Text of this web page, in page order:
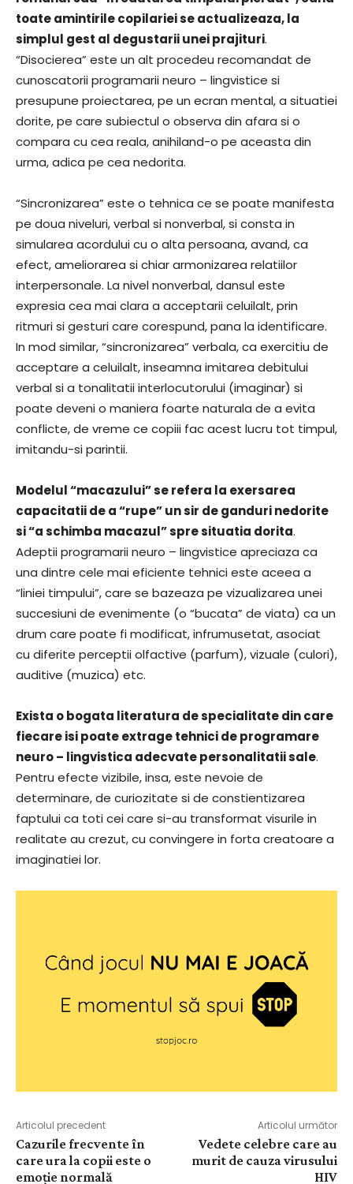
toate amintirile copilariei se actualizeaza, la
simplul gest al degustarii unei prajituri.
“Disocierea” este un alt procedeu recomandat de
cunoscatorii programarii neuro – lingvistice si
presupune proiectarea, pe un ecran mental, a situatiei
dorite, pe care subiectul o observa din afara si o
compara cu cea reala, anihiland-o pe aceasta din
urma, adica pe cea nedorita.
“Sincronizarea” este o tehnica ce se poate manifesta
pe doua niveluri, verbal si nonverbal, si consta in
simularea acordului cu o alta persoana, avand, ca
efect, ameliorarea si chiar armonizarea relatiilor
interpersonale. La nivel nonverbal, dansul este
expresia cea mai clara a acceptarii celuilalt, prin
ritmuri si gesturi care corespund, pana la identificare.
In mod similar, “sincronizarea” verbala, ca exercitiu de
acceptare a celuilalt, inseamna imitarea debitului
verbal si a tonalitatii interlocutorului (imaginar) si
poate deveni o maniera foarte naturala de a evita
conflicte, de vreme ce copiii fac acest lucru tot timpul,
imitandu-si parintii.
Modelul “macazului” se refera la exersarea
capacitatii de a “rupe” un sir de ganduri nedorite
si “a schimba macazul” spre situatia dorita.
Adeptii programarii neuro – lingvistice apreciaza ca
una dintre cele mai eficiente tehnici este aceea a
“liniei timpului”, care se bazeaza pe vizualizarea unei
succesiuni de evenimente (o “bucata” de viata) ca un
drum care poate fi modificat, infrumusetat, asociat
cu diferite perceptii olfactive (parfum), vizuale (culori),
auditive (muzica) etc.
Exista o bogata literatura de specialitate din care
fiecare isi poate extrage tehnici de programare
neuro – lingvistica adecvate personalitatii sale.
Pentru efecte vizibile, insa, este nevoie de
determinare, de curiozitate si de constientizarea
faptului ca toti cei care si-au transformat visurile in
realitate au crezut, cu convingere in forta creatoare a
imaginatiei lor.
Articolul precedent
Cazurile frecvente în
care ura la copii este o
emoție normală
Articolul următor
Vedete celebre care au
murit de cauza virusului
HIV